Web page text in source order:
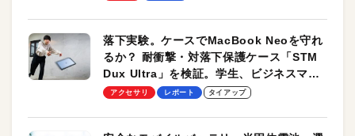
落下実験。ケースでMacBook Neoを守れ
るか？ 耐衝撃・対落下保護ケース「STM
Dux Ultra」を検証。学生、ビジネスマン
のモバイルユースに最適！
アクセサリ レポート タイアップ